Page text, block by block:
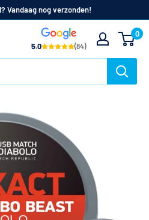
Vandaag nog verzonden!
5.0 (84)
0